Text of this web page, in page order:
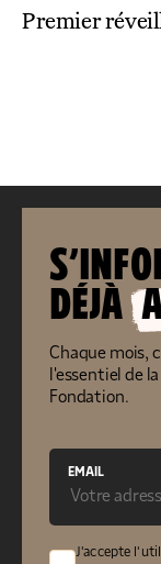
Premier
DÉJÀ
Chaque mois,
l'essentiel de la
Fondation.
EMAIL
J'accepte